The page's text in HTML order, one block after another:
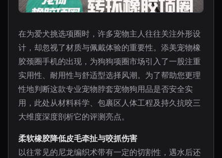
在为爱犬挑选项圈时，许多宠物主人往往关注外形设
计，却忽视了材质与佩戴体验的重要性。添美宠物橡
胶颈圈手机的出现，为狗狗项圈市场引入了一股注重
实用性、耐用性与舒适型选择风潮。为了帮助您更理
性地判断这款专业宠物脖套宠物狗用品是否安全实
用，此处从材料科学、包裹区人体工程及持久抗咬三
大维度深度剖析它的评测亮点。
柔软橡胶降低皮毛牵扯与咬抓伤害
以往常见的尼龙编织术带有一定的切割性，遇水后还